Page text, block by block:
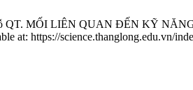
QT. MỐI LIÊN QUAN ĐẾN KỸ
at: https://science.thanglong.edu.vn/